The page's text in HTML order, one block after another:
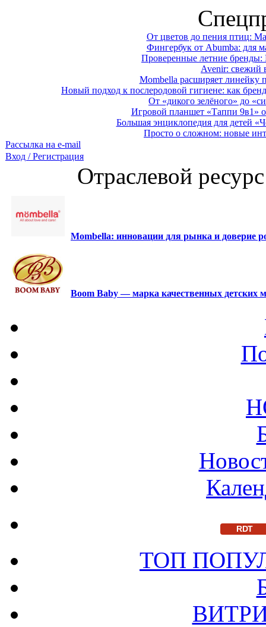
От цветов до пения птиц:
Фингербук от Abumba: для
Проверенные летние
Avenir: свежий
Mombella расширяет линейку
Новый подход к послеродовой гигиене: как
От «дикого зелёного» до
Игровой планшет «Таппи 9в1»
Большая энциклопедия для детей
Просто о сложном: новые
Рассылка на e-mail
Вход / Регистрация
Отраслевой
Mombella: инновации для рынка и доверие
Boom Baby — марка качественных детских
RDT
ТОП